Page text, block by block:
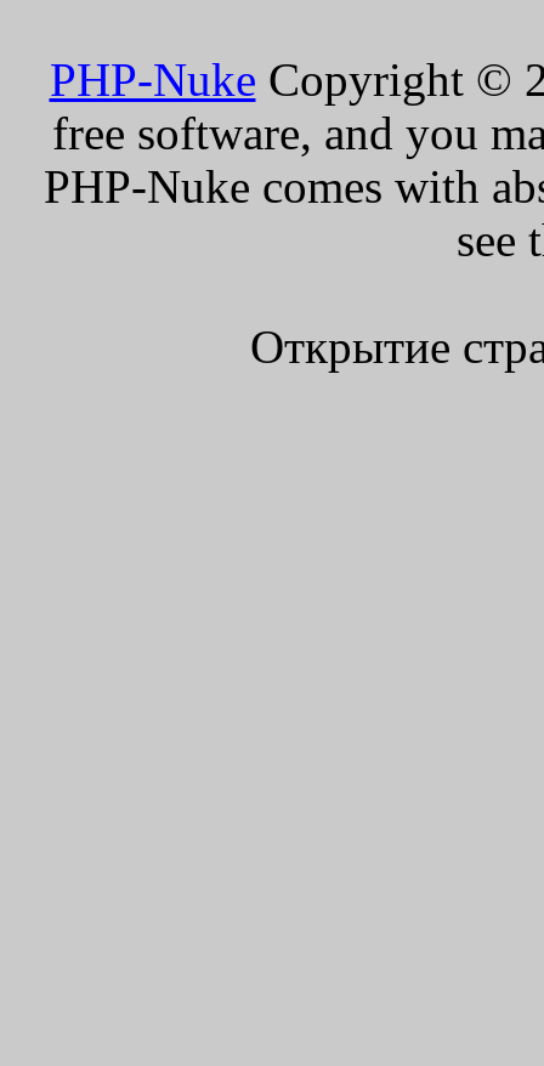
PHP-Nuke Copyright ©
free software, and you
PHP-Nuke comes with
see
Открытие